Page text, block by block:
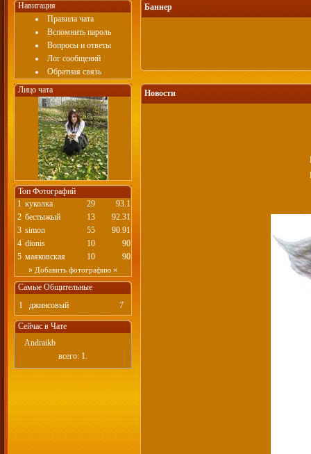
Навигация
Правила чата
Вспомнить пароль
Вопросы и ответы
Лог сообщений
Обратная связь
Лицо чата
Топ Фотографий
1 куколка 29
93.1
2 бестыжый 13
92.31
3 simon 55
90.91
4 dionis 10
90
5 маяковская 10
90
» Добавить фотографию «
Самые Общительные
1
джинсовый 7
Сейчас в Чате
Andraikb
всего: 1.
Баннер
Новости